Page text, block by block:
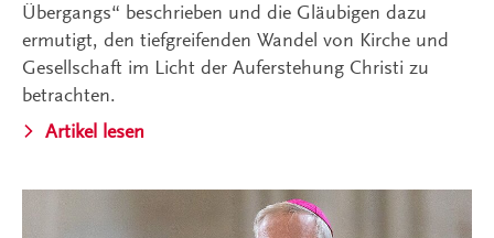
Übergangs“ beschrieben und die Gläubigen dazu
ermutigt, den tiefgreifenden Wandel von Kirche und
Gesellschaft im Licht der Auferstehung Christi zu
betrachten.
Artikel lesen